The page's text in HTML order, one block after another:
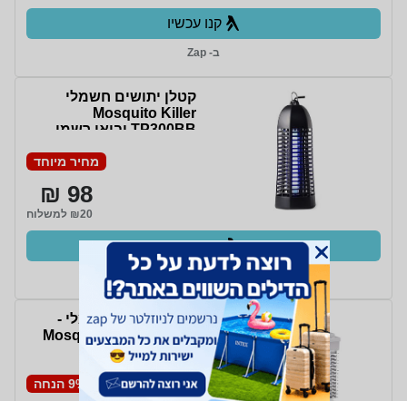
קנו עכשיו
ב- Zap
‏קטלן יתושים חשמלי
Mosquito Killer
TP300BB יבואן רשמי
מחיר מיוחד
98 ₪
₪20 למשלוח
קנו עכשיו
ב- Zap
‏קטלן יתושים חשמלי -
Mosquito Made in Italy
M11
9% הנחה